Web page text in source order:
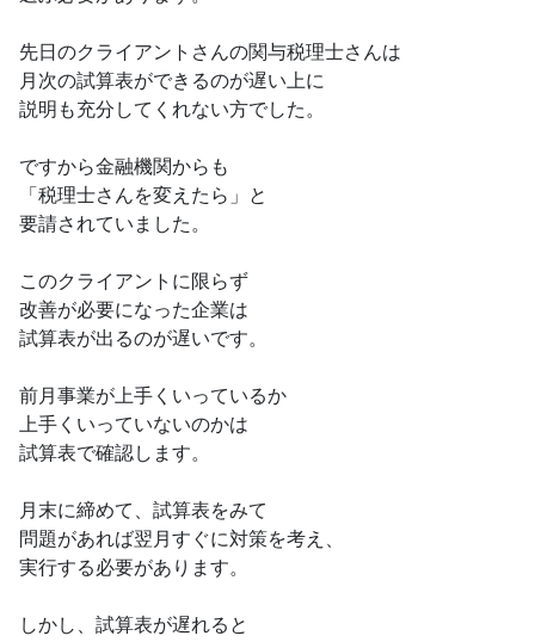
先日のクライアントさんの関与税理士さんは
月次の試算表ができるのが遅い上に
説明も充分してくれない方でした。
ですから金融機関からも
「税理士さんを変えたら」と
要請されていました。
このクライアントに限らず
改善が必要になった企業は
試算表が出るのが遅いです。
前月事業が上手くいっているか
上手くいっていないのかは
試算表で確認します。
月末に締めて、試算表をみて
問題があれば翌月すぐに対策を考え、
実行する必要があります。
しかし、試算表が遅れると